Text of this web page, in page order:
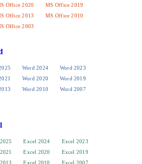
Office 2020
MS Office 2019
Office 2013
MS Office 2010
Office 2003
Word 2024
Word 2023
Word 2020
Word 2019
Word 2010
Word 2007
Excel 2024
Excel 2023
Excel 2020
Excel 2019
Excel 2010
Excel 2007